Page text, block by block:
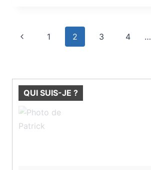
ORGANISER
MIEUX
POUR
Navigation
Page
1 2 3 4 …
QUI SUIS-JE ?